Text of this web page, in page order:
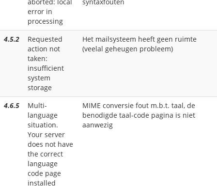
error in
processing
4.5.2
Requested
action not
taken:
insufficient
system
storage
Het mailsysteem heeft geen ruimte
(veelal geheugen probleem)
4.6.5
Multi-
language
situation.
Your server
does not have
the correct
language
code page
installed
MIME conversie fout m.b.t. taal, de
benodigde taal-code pagina is niet
aanwezig